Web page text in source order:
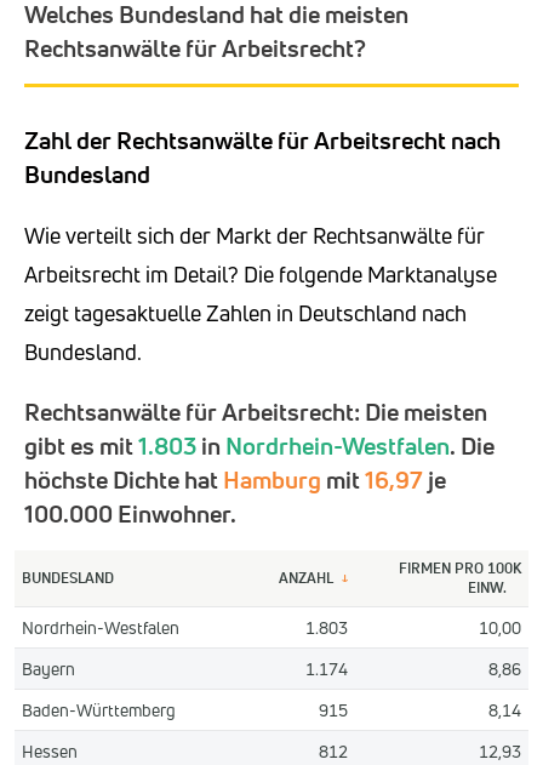
Welches Bundesland hat die meisten
Rechtsanwälte für Arbeitsrecht?
Zahl der Rechtsanwälte für Arbeitsrecht nach
Bundesland
Wie verteilt sich der Markt der Rechtsanwälte für
Arbeitsrecht im Detail? Die folgende Marktanalyse
zeigt tagesaktuelle Zahlen in Deutschland nach
Bundesland.
Rechtsanwälte für Arbeitsrecht: Die meisten
gibt es mit1.803in Nordrhein-Westfalen. Die
höchste Dichte hatHamburg mit16,97je
100.000 Einwohner.
BUNDESLAND ANZAHL ↓
FIRMEN PRO 100K
EINW.
Nordrhein-Westfalen 1.803
10,00
Bayern
1.174
8,86
Baden-Württemberg
915
8,14
Hessen
812
12,93